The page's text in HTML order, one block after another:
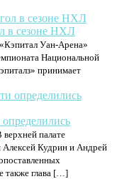
в сезоне НХЛ
Уан-Арена»
Национальной
принимает
верхней палате
Алексей Кудрин и Андрей
также глава […]